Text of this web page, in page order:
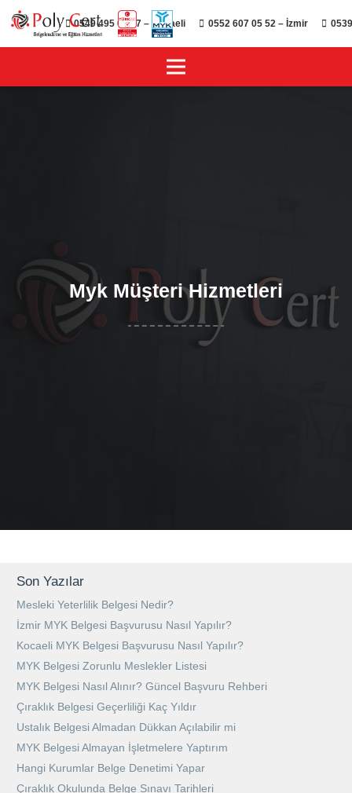
0549 495 01 47 – Kocaeli 0552 607 05 52 – İzmir
Myk Müşteri Hizmetleri
Son Yazılar
Mesleki Yeterlilik Belgesi Nedir?
İzmir MYK Belgesi Başvurusu Nasıl Yapılır?
Kocaeli MYK Belgesi Başvurusu Nasıl Yapılır?
MYK Belgesi Zorunlu Meslekler Listesi
MYK Belgesi Nasıl Alınır? Güncel Başvuru Rehberi
Çıraklık Belgesi Geçerliliği Kaç Yıldır
Ustalık Belgesi Almadan Dükkan Açılabilir mi
MYK Belgesi Almayan İşletmelere Yaptırım
Hangi Kurumlar Belge Denetimi Yapar
Çıraklık Okulunda Belge Sınavı Tarihleri